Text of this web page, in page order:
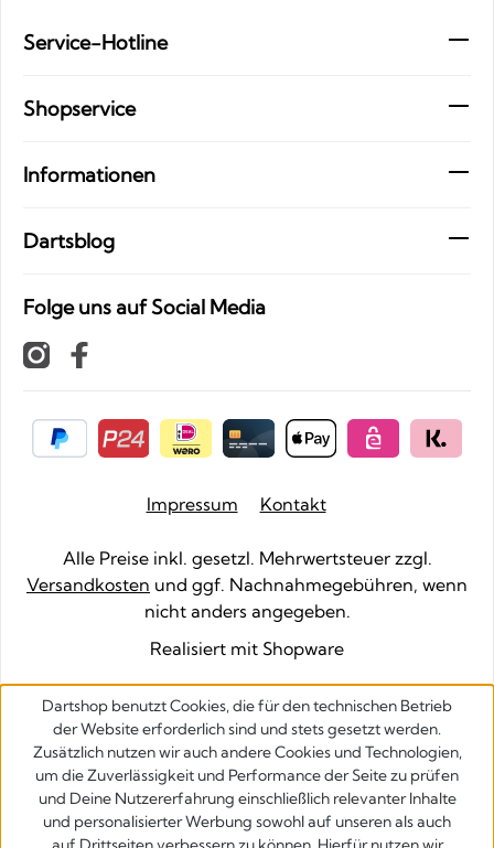
Service-Hotline
Shopservice
Informationen
Dartsblog
Folge uns auf Social Media
Impressum Kontakt
Alle Preise inkl. gesetzl. Mehrwertsteuer zzgl.
Versandkosten und ggf. Nachnahmegebühren, wenn
nicht anders angegeben.
Realisiert mit Shopware
Dartshop benutzt Cookies, die für den technischen Betrieb
der Website erforderlich sind und stets gesetzt werden.
Zusätzlich nutzen wir auch andere Cookies und Technologien,
um die Zuverlässigkeit und Performance der Seite zu prüfen
und Deine Nutzererfahrung einschließlich relevanter Inhalte
und personalisierter Werbung sowohl auf unseren als auch